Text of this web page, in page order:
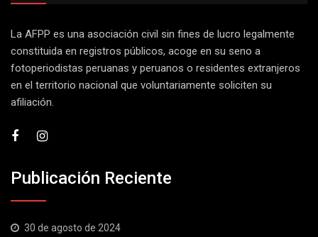
La AFPP es una asociación civil sin fines de lucro legalmente
constituida en registros públicos, acoge en su seno a
fotoperiodistas peruanas y peruanos o residentes extranjeros
en el territorio nacional que voluntariamente soliciten su
afiliación.
Publicación Reciente
30 de agosto de 2024